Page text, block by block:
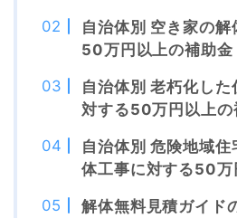
自治体別 空き家の解
50万円以上の補助金
自治体別 老朽化し
対する50万円以上の
自治体別 危険地域
体工事に対する50万
解体無料見積ガイド